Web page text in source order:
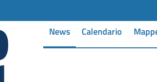
News Calendario